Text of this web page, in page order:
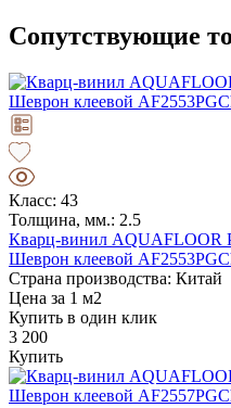
Сопутствующие
Класс: 43
Толщина, мм.: 2.5
Кварц-винил AQUAFLOOR
Шеврон клеевой
Страна производства: Китай
Цена за 1 м2
Купить в один клик
3 200
Купить